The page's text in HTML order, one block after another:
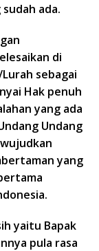
ada.
di
sebagai
Hak penuh
yang ada
Undang
yang
yaitu Bapak
pula rasa